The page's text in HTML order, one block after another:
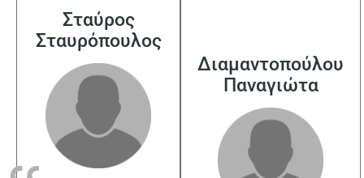
Σταύρος
Σταυρόπουλος
Διαμαντοπούλου
Παναγιώτα